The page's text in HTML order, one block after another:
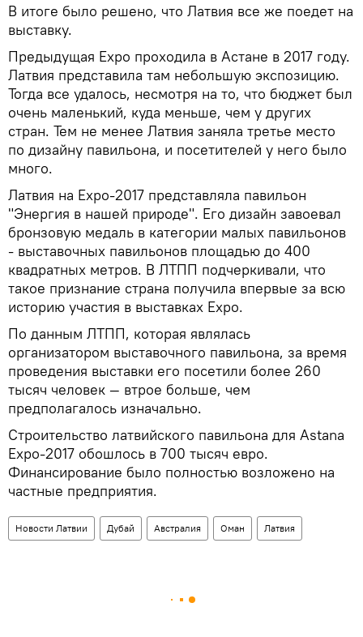
В итоге было решено, что Латвия все же поедет на
выставку.
Предыдущая Expo проходила в Астане в 2017 году.
Латвия представила там небольшую экспозицию.
Тогда все удалось, несмотря на то, что бюджет был
очень маленький, куда меньше, чем у других
стран. Тем не менее Латвия заняла третье место
по дизайну павильона, и посетителей у него было
много.
Латвия на Expo-2017 представляла павильон
"Энергия в нашей природе". Его дизайн завоевал
бронзовую медаль в категории малых павильонов
- выставочных павильонов площадью до 400
квадратных метров. В ЛТПП подчеркивали, что
такое признание страна получила впервые за всю
историю участия в выставках Expo.
По данным ЛТПП, которая являлась
организатором выставочного павильона, за время
проведения выставки его посетили более 260
тысяч человек — втрое больше, чем
предполагалось изначально.
Строительство латвийского павильона для Astana
Expo-2017 обошлось в 700 тысяч евро.
Финансирование было полностью возложено на
частные предприятия.
Новости Латвии Дубай Австралия Оман Латвия